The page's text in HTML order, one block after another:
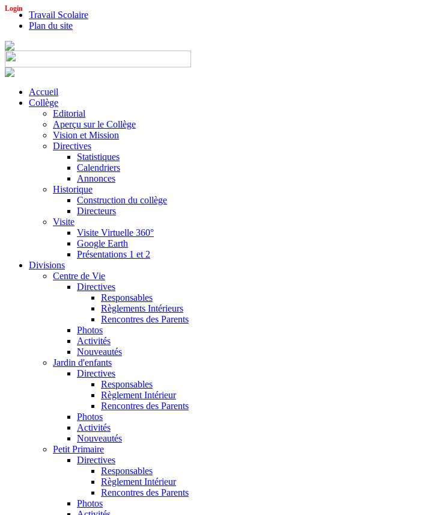
Login
Travail Scolaire
Plan du site
Accueil
Collège
Editorial
Aperçu sur le Collège
Vision et Mission
Directives
Statistiques
Calendriers
Annonces
Historique
Construction du collège
Directeurs
Visite
Visite Virtuelle 360°
Google Earth
Présentations 1 et 2
Divisions
Centre de Vie
Directives
Responsables
Règlements Intérieurs
Rencontres des Parents
Photos
Activités
Nouveautés
Jardin d'enfants
Directives
Responsables
Règlement Intérieur
Rencontres des Parents
Photos
Activités
Nouveautés
Petit Primaire
Directives
Responsables
Règlement Intérieur
Rencontres des Parents
Photos